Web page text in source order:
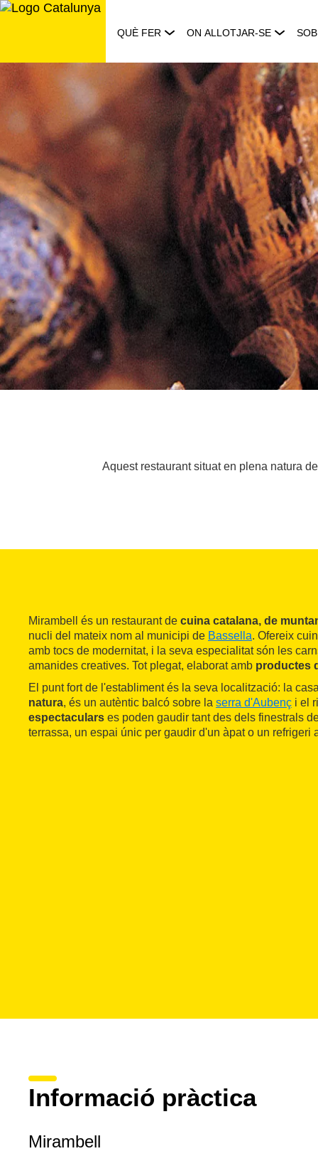
Saltar
QUÈ FER ON ALLOTJAR-SE
Aquest restaurant situat en plena natura
Mirambell és un restaurant de cuina catalana, de
nucli del mateix nom al municipi de Bassella. Ofereix
amb tocs de modernitat, i la seva especialitat són les
amanides creatives. Tot plegat, elaborat amb productes
El punt fort de l'establiment és la seva localització: la
natura, és un autèntic balcó sobre la serra d'Aubenç i el
espectaculars es poden gaudir tant des dels finestrals
terrassa, un espai únic per gaudir d'un àpat o un refrigeri
Informació pràctica
Mirambell